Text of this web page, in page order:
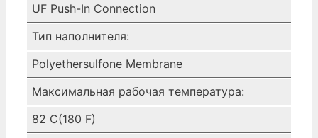
UF Push-In Connection
Тип наполнителя:
Polyethersulfone Membrane
Максимальная рабочая температура:
82 C(180 F)